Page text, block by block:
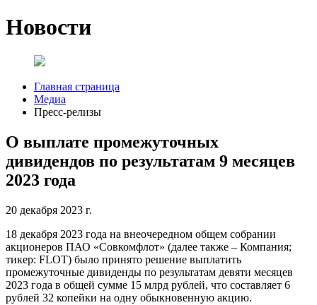
Новости
Главная страница
Медиа
Пресс-релизы
О выплате промежуточных
дивидендов по результатам 9 месяцев
2023 года
20 декабря 2023 г.
18 декабря 2023 года на внеочередном общем собрании
акционеров ПАО «Совкомфлот» (далее также – Компания;
тикер: FLOT) было принято решение выплатить
промежуточные дивиденды по результатам девяти месяцев
2023 года в общей сумме 15 млрд рублей, что составляет 6
рублей 32 копейки на одну обыкновенную акцию.